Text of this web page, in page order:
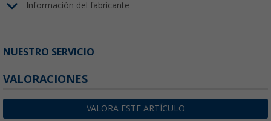
Información del fabricante
NUESTRO SERVICIO
VALORACIONES
VALORA ESTE ARTÍCULO